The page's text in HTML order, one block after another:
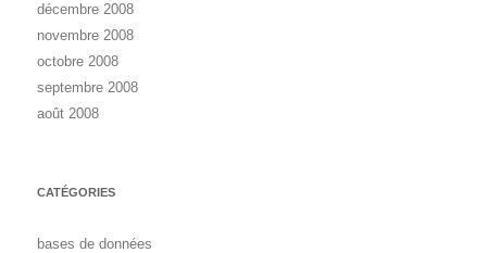
décembre 2008
novembre 2008
octobre 2008
septembre 2008
août 2008
CATÉGORIES
bases de données